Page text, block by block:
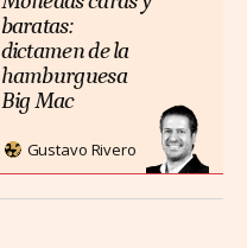
baratas:
dictamen de la
hamburguesa
Big Mac
Gustavo Rivero